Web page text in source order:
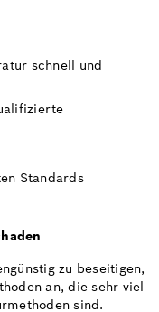
schnell und
Standards
zu beseitigen,
an, die sehr viel
sind.